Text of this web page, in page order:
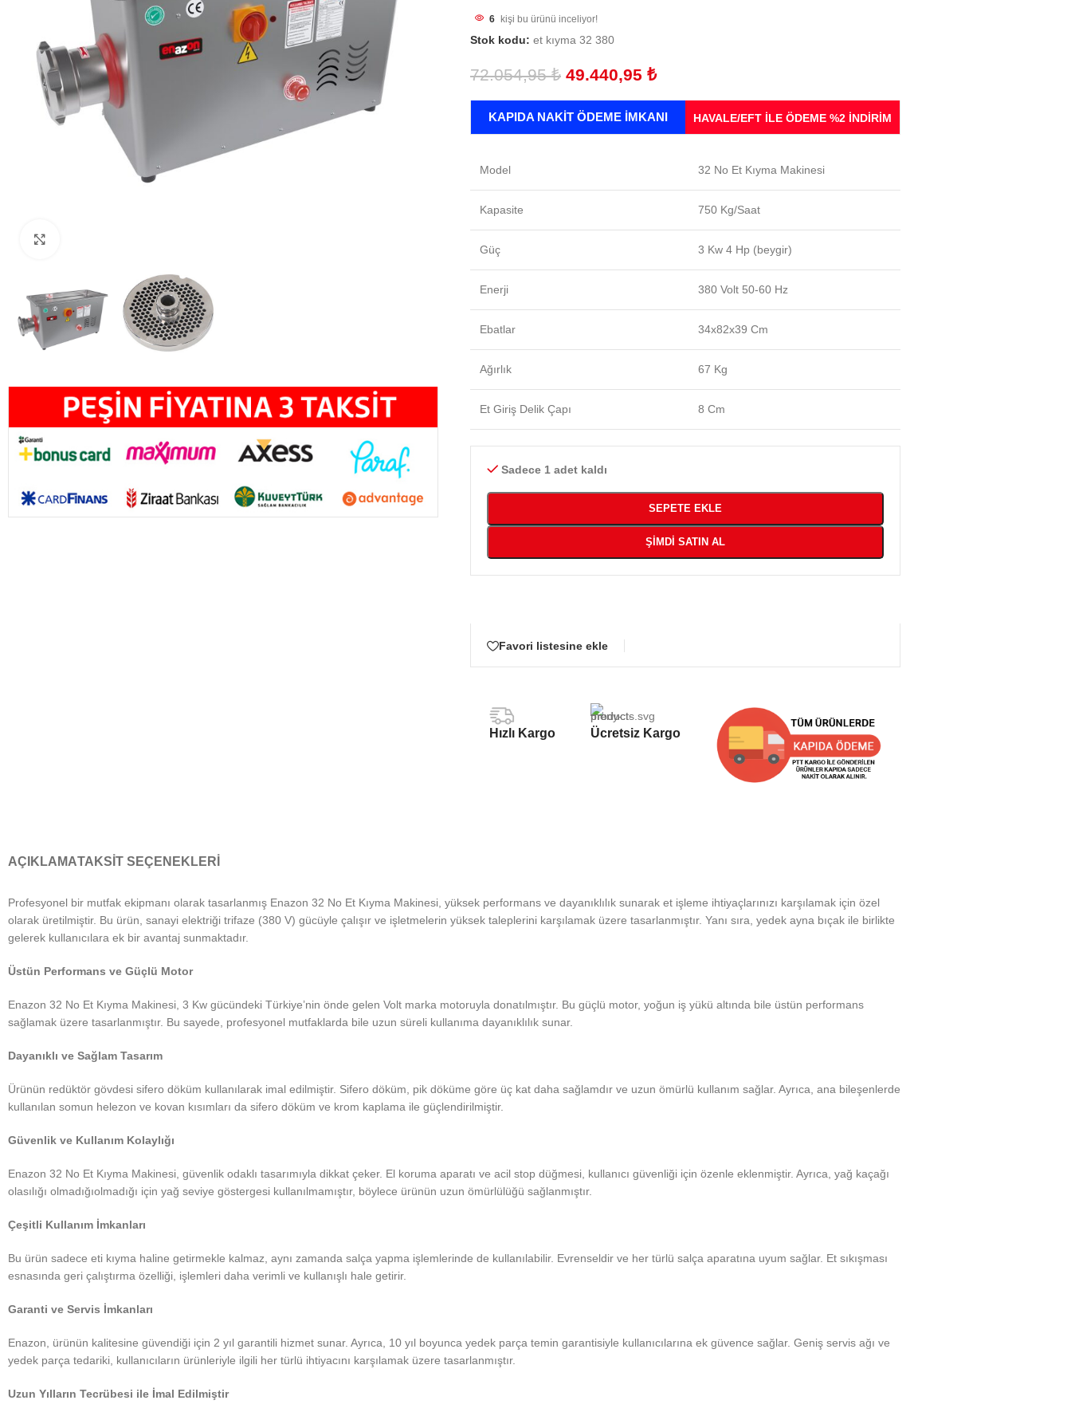
6 kişi bu ürünü inceliyor!
Stok kodu: et kıyma 32 380
72.054,95₺ 49.440,95 ₺
KAPIDA NAKİT ÖDEME İMKANI HAVALE/EFT İLE ÖDEME %2 İNDİRİM
Model 32 No Et Kıyma Makinesi
Kapasite 750 Kg/Saat
Güç 3 Kw 4 Hp (beygir)
Enerji 380 Volt 50-60 Hz
Ebatlar 34x82x39 Cm
Ağırlık 67 Kg
Et Giriş Delik Çapı 8 Cm
Sadece 1 adet kaldı
SEPETE EKLE
ŞIMDI SATIN AL
Favori listesine ekle
Hızlı Kargo Ücretsiz Kargo
AÇIKLAMATAKSIT SEÇENEKLERI
Profesyonel bir mutfak ekipmanı olarak tasarlanmış Enazon 32 No Et Kıyma Makinesi, yüksek performans ve dayanıklılık sunarak et işleme ihtiyaçlarınızı karşılamak için özel
olarak üretilmiştir. Bu ürün, sanayi elektriği trifaze (380 V) gücüyle çalışır ve işletmelerin yüksek taleplerini karşılamak üzere tasarlanmıştır. Yanı sıra, yedek ayna bıçak ile birlikte
gelerek kullanıcılara ek bir avantaj sunmaktadır.
Üstün Performans ve Güçlü Motor
Enazon 32 No Et Kıyma Makinesi, 3 Kw gücündeki Türkiye’nin önde gelen Volt marka motoruyla donatılmıştır. Bu güçlü motor, yoğun iş yükü altında bile üstün performans
sağlamak üzere tasarlanmıştır. Bu sayede, profesyonel mutfaklarda bile uzun süreli kullanıma dayanıklılık sunar.
Dayanıklı ve Sağlam Tasarım
Ürünün redüktör gövdesi sifero döküm kullanılarak imal edilmiştir. Sifero döküm, pik döküme göre üç kat daha sağlamdır ve uzun ömürlü kullanım sağlar. Ayrıca, ana bileşenlerde
kullanılan somun helezon ve kovan kısımları da sifero döküm ve krom kaplama ile güçlendirilmiştir.
Güvenlik ve Kullanım Kolaylığı
Enazon 32 No Et Kıyma Makinesi, güvenlik odaklı tasarımıyla dikkat çeker. El koruma aparatı ve acil stop düğmesi, kullanıcı güvenliği için özenle eklenmiştir. Ayrıca, yağ kaçağı
olasılığı olmadığıolmadığı için yağ seviye göstergesi kullanılmamıştır, böylece ürünün uzun ömürlülüğü sağlanmıştır.
Çeşitli Kullanım İmkanları
Bu ürün sadece eti kıyma haline getirmekle kalmaz, aynı zamanda salça yapma işlemlerinde de kullanılabilir. Evrenseldir ve her türlü salça aparatına uyum sağlar. Et sıkışması
esnasında geri çalıştırma özelliği, işlemleri daha verimli ve kullanışlı hale getirir.
Garanti ve Servis İmkanları
Enazon, ürünün kalitesine güvendiği için 2 yıl garantili hizmet sunar. Ayrıca, 10 yıl boyunca yedek parça temin garantisiyle kullanıcılarına ek güvence sağlar. Geniş servis ağı ve
yedek parça tedariki, kullanıcıların ürünleriyle ilgili her türlü ihtiyacını karşılamak üzere tasarlanmıştır.
Uzun Yılların Tecrübesi ile İmal Edilmiştir